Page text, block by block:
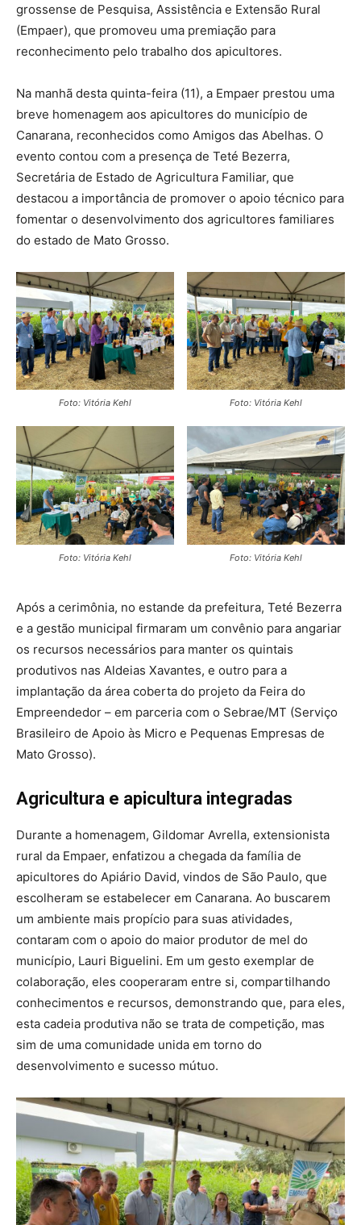
grossense de Pesquisa, Assistência e Extensão Rural
(Empaer), que promoveu uma premiação para
reconhecimento pelo trabalho dos apicultores.
Na manhã desta quinta-feira (11), a Empaer prestou uma
breve homenagem aos apicultores do município de
Canarana, reconhecidos como Amigos das Abelhas. O
evento contou com a presença de Teté Bezerra,
Secretária de Estado de Agricultura Familiar, que
destacou a importância de promover o apoio técnico para
fomentar o desenvolvimento dos agricultores familiares
do estado de Mato Grosso.
Foto: Vitória Kehl Foto: Vitória Kehl
Foto: Vitória Kehl Foto: Vitória Kehl
Após a cerimônia, no estande da prefeitura, Teté Bezerra
e a gestão municipal firmaram um convênio para angariar
os recursos necessários para manter os quintais
produtivos nas Aldeias Xavantes, e outro para a
implantação da área coberta do projeto da Feira do
Empreendedor – em parceria com o Sebrae/MT (Serviço
Brasileiro de Apoio às Micro e Pequenas Empresas de
Mato Grosso).
Agricultura e apicultura integradas
Durante a homenagem, Gildomar Avrella, extensionista
rural da Empaer, enfatizou a chegada da família de
apicultores do Apiário David, vindos de São Paulo, que
escolheram se estabelecer em Canarana. Ao buscarem
um ambiente mais propício para suas atividades,
contaram com o apoio do maior produtor de mel do
município, Lauri Biguelini. Em um gesto exemplar de
colaboração, eles cooperaram entre si, compartilhando
conhecimentos e recursos, demonstrando que, para eles,
esta cadeia produtiva não se trata de competição, mas
sim de uma comunidade unida em torno do
desenvolvimento e sucesso mútuo.